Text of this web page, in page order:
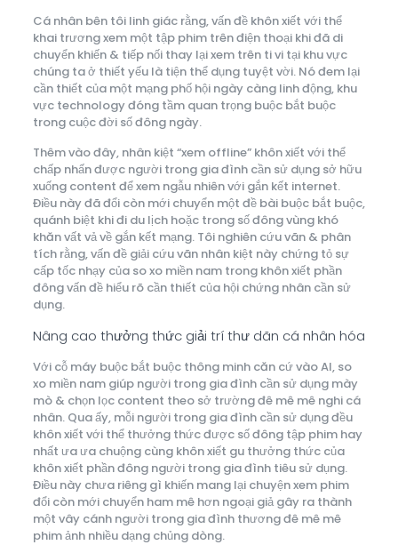
Cá nhân bên tôi linh giác rằng, vấn đề khôn xiết với thể
khai trương xem một tập phim trên điện thoại khi đã di
chuyển khiến & tiếp nối thay lại xem trên ti vi tại khu vực
chúng ta ở thiết yếu là tiện thể dụng tuyệt vời. Nó đem lại
cần thiết của một mạng phố hội ngày càng linh động, khu
vực technology đóng tầm quan trọng buộc bắt buộc
trong cuộc đời số đông ngày.
Thêm vào đây, nhân kiệt “xem offline” khôn xiết với thể
chấp nhấn được người trong gia đình cần sử dụng sở hữu
xuống content để xem ngẫu nhiên với gắn kết internet.
Điều này đã đổi còn mới chuyển một đề bài buộc bắt buộc,
quánh biệt khi đi du lịch hoặc trong số đông vùng khó
khăn vất vả về gắn kết mạng. Tôi nghiên cứu vãn & phân
tích rằng, vấn đề giải cứu vãn nhân kiệt này chứng tỏ sự
cấp tốc nhạy của so xo miền nam trong khôn xiết phần
đông vấn đề hiểu rõ cần thiết của hội chứng nhân cần sử
dụng.
Nâng cao thưởng thức giải trí thư dãn cá nhân hóa
Với cỗ máy buộc bắt buộc thông minh căn cứ vào AI, so
xo miền nam giúp người trong gia đình cần sử dụng mày
mò & chọn lọc content theo sở trường đê mê mê nghi cá
nhân. Qua ấy, mỗi người trong gia đình cần sử dụng đều
khôn xiết với thể thưởng thức được số đông tập phim hay
nhất ưa ưa chuộng cùng khôn xiết gu thưởng thức của
khôn xiết phần đông người trong gia đình tiêu sử dụng.
Điều này chưa riêng gì khiến mang lại chuyện xem phim
đổi còn mới chuyển ham mê hơn ngoại giả gây ra thành
một vây cánh người trong gia đình thương đê mê mê
phim ảnh nhiều dạng chủng dòng.